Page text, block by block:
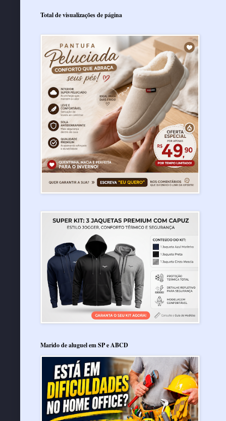
Total de visualizações de página
Marido de aluguel em SP e ABCD